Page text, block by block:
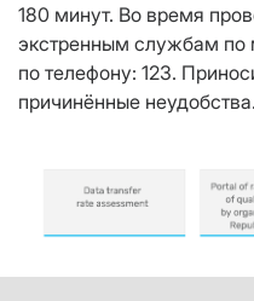
180 минут. Во время
экстренным службам по
по телефону: 123.
причинённые неудобства.